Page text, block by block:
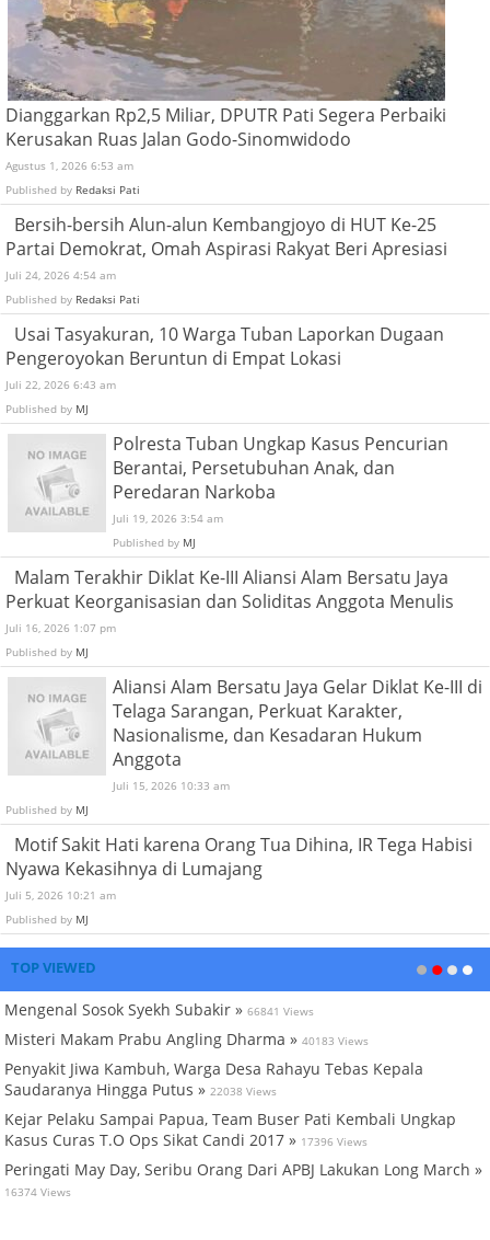
Dianggarkan Rp2,5 Miliar, DPUTR Pati Segera Perbaiki
Kerusakan Ruas Jalan Godo-Sinomwidodo
Agustus 1, 2026 6:53 am
Published by Redaksi Pati
Bersih-bersih Alun-alun Kembangjoyo di HUT Ke-25
Partai Demokrat, Omah Aspirasi Rakyat Beri Apresiasi
Juli 24, 2026 4:54 am
Published by Redaksi Pati
Usai Tasyakuran, 10 Warga Tuban Laporkan Dugaan
Pengeroyokan Beruntun di Empat Lokasi
Juli 22, 2026 6:43 am
Published by MJ
Polresta Tuban Ungkap Kasus Pencurian
Berantai, Persetubuhan Anak, dan
Peredaran Narkoba
Juli 19, 2026 3:54 am
Published by MJ
Malam Terakhir Diklat Ke-III Aliansi Alam Bersatu Jaya
Perkuat Keorganisasian dan Soliditas Anggota Menulis
Juli 16, 2026 1:07 pm
Published by MJ
Aliansi Alam Bersatu Jaya Gelar Diklat Ke-III di
Telaga Sarangan, Perkuat Karakter,
Nasionalisme, dan Kesadaran Hukum
Anggota
Juli 15, 2026 10:33 am
Published by MJ
Motif Sakit Hati karena Orang Tua Dihina, IR Tega Habisi
Nyawa Kekasihnya di Lumajang
Juli 5, 2026 10:21 am
Published by MJ
TOP VIEWED
Mengenal Sosok Syekh Subakir » 66841 Views
Misteri Makam Prabu Angling Dharma » 40183 Views
Penyakit Jiwa Kambuh, Warga Desa Rahayu Tebas Kepala
Saudaranya Hingga Putus » 22038 Views
Kejar Pelaku Sampai Papua, Team Buser Pati Kembali Ungkap
Kasus Curas T.O Ops Sikat Candi 2017 » 17396 Views
Peringati May Day, Seribu Orang Dari APBJ Lakukan Long March »
16374 Views